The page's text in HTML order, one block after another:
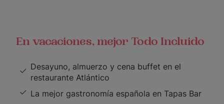
En vacaciones, mejor Todo Incluido
Desayuno, almuerzo y cena buffet en el
restaurante Atlántico
La mejor gastronomía española en Tapas Bar